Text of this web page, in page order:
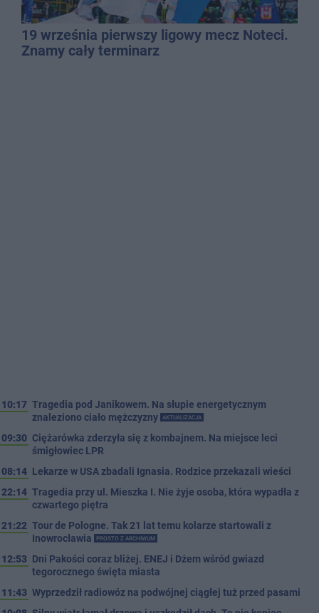
19 września pierwszy ligowy mecz Noteci.
Znamy cały terminarz
10:17 Tragedia pod Janikowem. Na słupie energetycznym
znaleziono ciało mężczyzny
AKTUALIZACJA
09:30 Ciężarówka zderzyła się z kombajnem. Na miejsce leci
śmigłowiec LPR
08:14 Lekarze w USA zbadali Ignasia. Rodzice przekazali wieści
22:14 Tragedia przy ul. Mieszka I. Nie żyje osoba, która wypadła z
czwartego piętra
21:22 Tour de Pologne. Tak 21 lat temu kolarze startowali z
Inowrocławia
PROSTO Z ARCHIWUM
12:53 Dni Pakości coraz bliżej. ENEJ i Dżem wśród gwiazd
tegorocznego święta miasta
11:43 Wyprzedził radiowóz na podwójnej ciągłej tuż przed pasami